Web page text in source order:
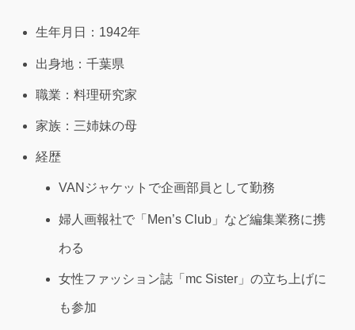
生年月日：1942年
出身地：千葉県
職業：料理研究家
家族：三姉妹の母
経歴
VANジャケットで企画部員として勤務
婦人画報社で「Men’s Club」など編集業務に携
わる
女性ファッション誌「mc Sister」の立ち上げに
も参加